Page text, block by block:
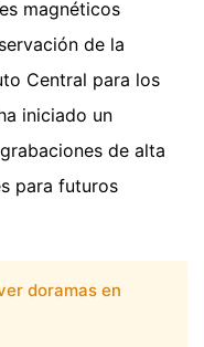
magnéticos
de la
Central para los
iniciado un
de alta
para futuros
doramas en